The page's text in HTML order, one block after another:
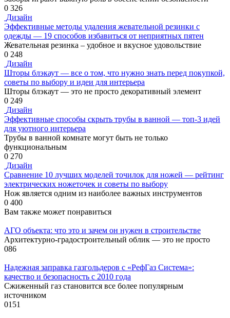
0 326
Дизайн
Эффективные методы удаления жевательной резинки с
одежды — 19 способов избавиться от неприятных пятен
Жевательная резинка – удобное и вкусное удовольствие
0 248
Дизайн
Шторы блэкаут — все о том, что нужно знать перед покупкой,
советы по выбору и идеи для интерьера
Шторы блэкаут — это не просто декоративный элемент
0 249
Дизайн
Эффективные способы скрыть трубы в ванной — топ-3 идей
для уютного интерьера
Трубы в ванной комнате могут быть не только
функциональным
0 270
Дизайн
Сравнение 10 лучших моделей точилок для ножей — рейтинг
электрических ножеточек и советы по выбору
Нож является одним из наиболее важных инструментов
0 400
Вам также может понравиться
АГО объекта: что это и зачем он нужен в строительстве
Архитектурно-градостроительный облик — это не просто
086
Надежная заправка газгольдеров с «РефГаз Система»:
качество и безопасность с 2010 года
Сжиженный газ становится все более популярным
источником
0151